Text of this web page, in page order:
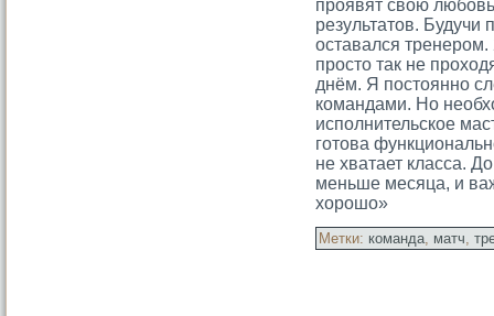
проявят свою
результатов. Будучи
оставался тренером.
просто так не
днём. Я постоянно
командами. Но
исполнительское
готова
не хватает класса.
меньше месяца, и
хорошо»
Метки: команда, матч,